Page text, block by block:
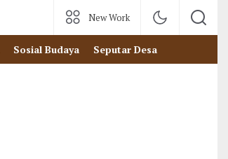
New Work
Sosial Budaya Seputar Desa